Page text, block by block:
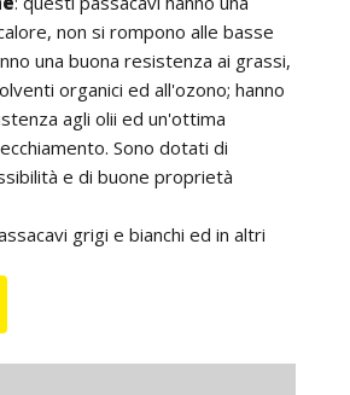
non si rompono alle basse
una buona resistenza ai grassi,
organici ed all'ozono; hanno
agli olii ed un'ottima
Sono dotati di
e di buone proprietà
grigi e bianchi ed in altri